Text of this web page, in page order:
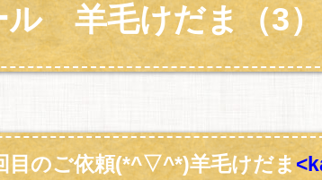
ル 羊毛けだま（3）
目のご依頼(*^▽^*)羊毛けだま